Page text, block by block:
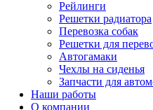
Рейлинги
Решетки радиатора
Перевозка собак
Решетки для
Автогамаки
Чехлы на сиденья
Запчасти для
Наши работы
О компании